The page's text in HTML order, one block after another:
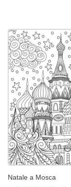
Natale a Mosca